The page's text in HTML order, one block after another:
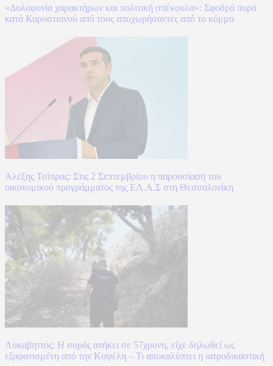
«Δολοφονία χαρακτήρων και πολιτική σπέκουλα»: Σφοδρά πυρά
κατά Καρυστιανού από τους αποχωρήσαντες από το κόμμα
Αλέξης Τσίπρας: Στις 2 Σεπτεμβρίου η παρουσίαση του
οικονομικού προγράμματος της ΕΛ.Α.Σ στη Θεσσαλονίκη
Λυκαβηττός: Η σορός ανήκει σε 57χρονη, είχε δηλωθεί ως
εξαφανισμένη από την Κυψέλη – Τι αποκαλύπτει η ιατροδικαστική